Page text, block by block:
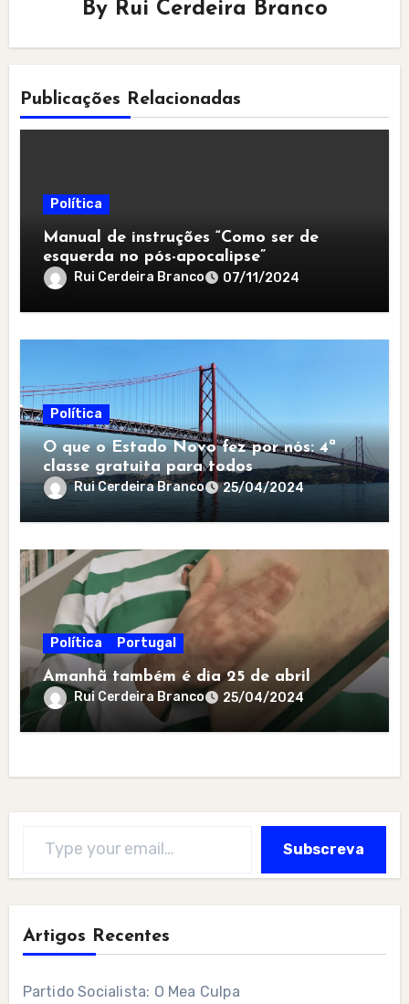
By Rui Cerdeira Branco
Publicações Relacionadas
Política
Manual de instruções “Como ser de
esquerda no pós-apocalipse”
Rui Cerdeira Branco 07/11/2024
Política
O que o Estado Novo fez por nós: 4ª
classe gratuita para todos
Rui Cerdeira Branco 25/04/2024
Política Portugal
Amanhã também é dia 25 de abril
Rui Cerdeira Branco 25/04/2024
Subscreva
Artigos Recentes
Partido Socialista: O Mea Culpa